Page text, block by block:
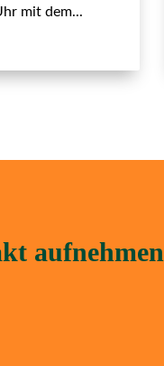
mit dem...
aufnehmen